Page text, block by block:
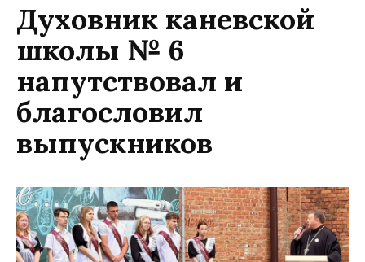
Духовник каневской
школы № 6
напутствовал и
благословил
выпускников